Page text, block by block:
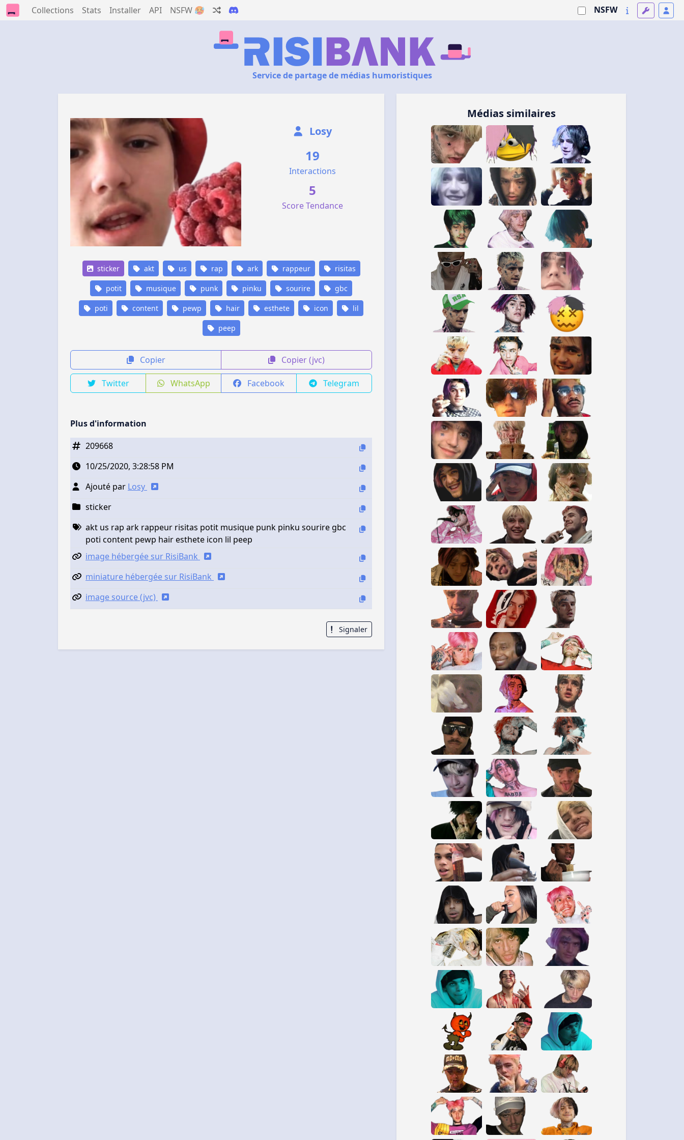
Collections Stats Installer API NSFW 🥵 NSFW
Service de partage de médias humoristiques
Losy
19
Interactions
5
Score Tendance
sticker akt us rap ark rappeur risitas
potit musique punk pinku sourire gbc
poti content pewp hair esthete icon lil
peep
Copier Copier (jvc)
Twitter WhatsApp Facebook Telegram
Plus d'information
209668
10/25/2020, 3:28:58 PM
Ajouté par Losy
sticker
akt us rap ark rappeur risitas potit musique punk pinku sourire gbc
poti content pewp hair esthete icon lil peep
image hébergée sur RisiBank
miniature hébergée sur RisiBank
image source (jvc)
Signaler
Médias similaires